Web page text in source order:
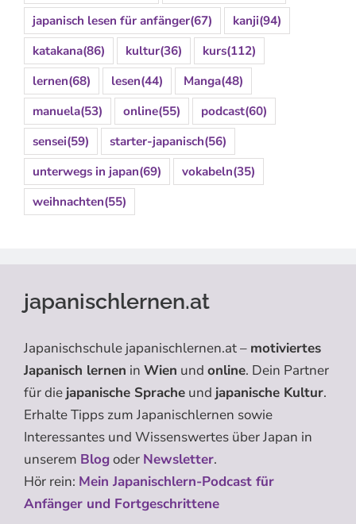
japanisch lesen für anfänger(67) kanji(94)
katakana(86) kultur(36) kurs(112)
lernen(68) lesen(44) Manga(48)
manuela(53) online(55) podcast(60)
sensei(59) starter-japanisch(56)
unterwegs in japan(69) vokabeln(35)
weihnachten(55)
japanischlernen.at
Japanischschule japanischlernen.at – motiviertes
Japanisch lernen in Wien und online. Dein Partner
für die japanische Sprache und japanische Kultur.
Erhalte Tipps zum Japanischlernen sowie
Interessantes und Wissenswertes über Japan in
unserem Blogoder Newsletter.
Hör rein: Mein Japanischlern-Podcast für
Anfänger und Fortgeschrittene